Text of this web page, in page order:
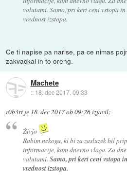
valutami. Samo, pri keri ceni vstopa
vrednost izstopa.
Ce ti napise pa narise, pa ce nimas
zakvackal in to oreng.
Machete
:: 18. dec 2017, 09:33
r0b3rt je 18. dec 2017 ob 09:26izjavil:
Živjo
Rabim nekoga, ki bi za zasluzek bil
informacije, kam dnevno vlaga. Za
valutami. Samo, pri keri ceni vstopa
vrednost izstopa.